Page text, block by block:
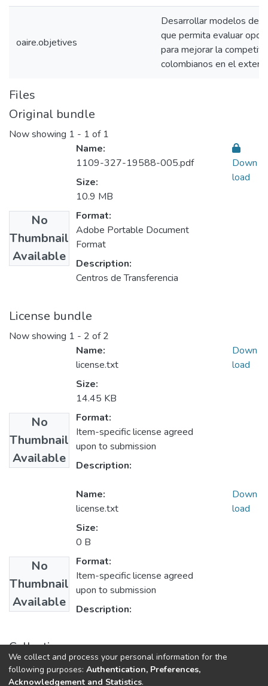
oaire.objetives
Desarrollar modelos de
que permita evaluar
para mejorar la
colombianos en el
Files
Original bundle
Now showing 1 - 1 of 1
No
Thumbnail
Available
Name:
1109-327-19588-005.pdf
Size:
10.9 MB
Format:
Adobe Portable Document
Format
Description:
Centros de Transferencia
Down
load
License bundle
Now showing 1 - 2 of 2
No
Thumbnail
Available
Name:
license.txt
Size:
14.45 KB
Format:
Item-specific license agreed
upon to submission
Description:
Down
load
No
Thumbnail
Available
Name:
license.txt
Size:
0 B
Format:
Item-specific license agreed
upon to submission
Description:
Down
load
Collections
1.1.2. Informes Finales
We collect and process your personal information for the
following purposes: Authentication, Preferences,
Acknowledgement and Statistics.